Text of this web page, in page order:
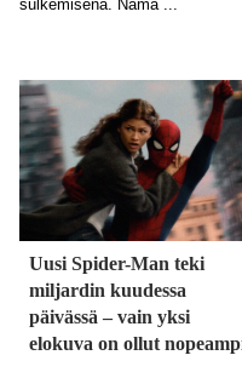
Uusi Spider-Man teki
miljardin kuudessa
päivässä – vain yksi
elokuva on ollut